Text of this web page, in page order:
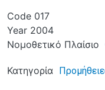
Code 017
Year 2004
Νομοθετικό Πλαίσιο
Κατηγορία